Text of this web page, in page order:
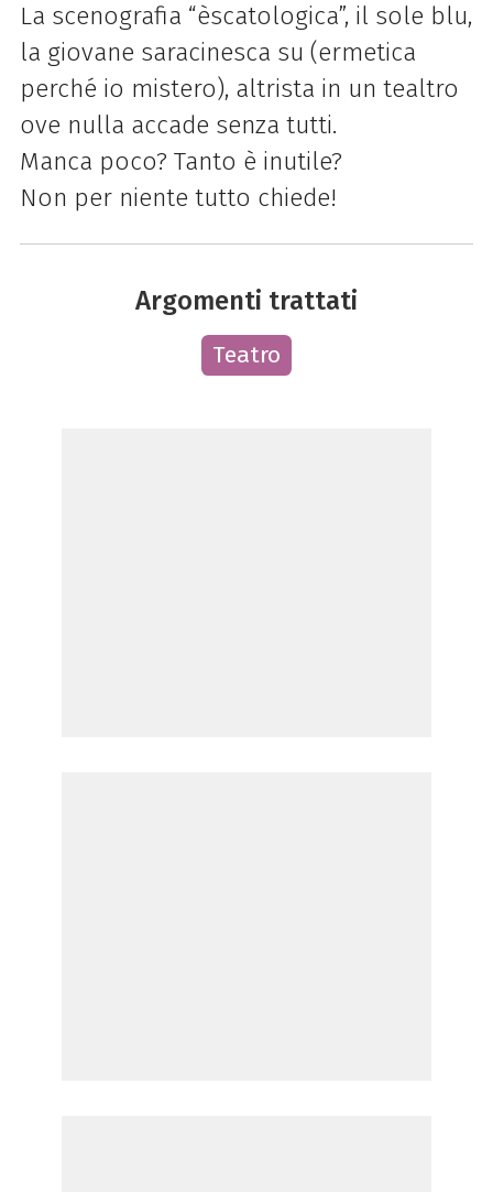
La scenografia “èscatologica”, il sole blu,
la giovane saracinesca su (ermetica
perché io mistero), altrista in un tealtro
ove nulla accade senza tutti.
Manca poco? Tanto è inutile?
Non per niente tutto chiede!
Argomenti trattati
Teatro